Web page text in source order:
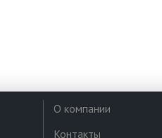
О компании
Контакты